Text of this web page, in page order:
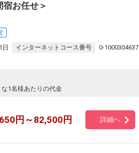
お任せ＞
日 インターネットコース番号 0-1000304637
な1名様あたりの代金
円～82,500円 詳細へ